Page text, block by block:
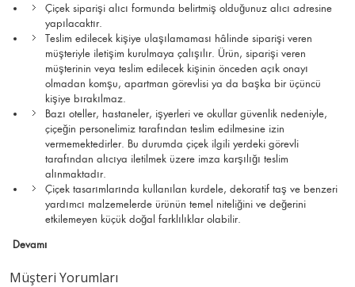
Çiçek siparişi alıcı formunda belirtmiş olduğunuz alıcı adresine
yapılacaktır.
Teslim edilecek kişiye ulaşılamaması hâlinde siparişi veren
müşteriyle iletişim kurulmaya çalışılır. Ürün, siparişi veren
müşterinin veya teslim edilecek kişinin önceden açık onayı
olmadan komşu, apartman görevlisi ya da başka bir üçüncü
kişiye bırakılmaz.
Bazı oteller, hastaneler, işyerleri ve okullar güvenlik nedeniyle,
çiçeğin personelimiz tarafından teslim edilmesine izin
vermemektedirler. Bu durumda çiçek ilgili yerdeki görevli
tarafından alıcıya iletilmek üzere imza karşılığı teslim
alınmaktadır.
Çiçek tasarımlarında kullanılan kurdele, dekoratif taş ve benzeri
yardımcı malzemelerde ürünün temel niteliğini ve değerini
etkilemeyen küçük doğal farklılıklar olabilir.
Devamı
Müşteri Yorumları